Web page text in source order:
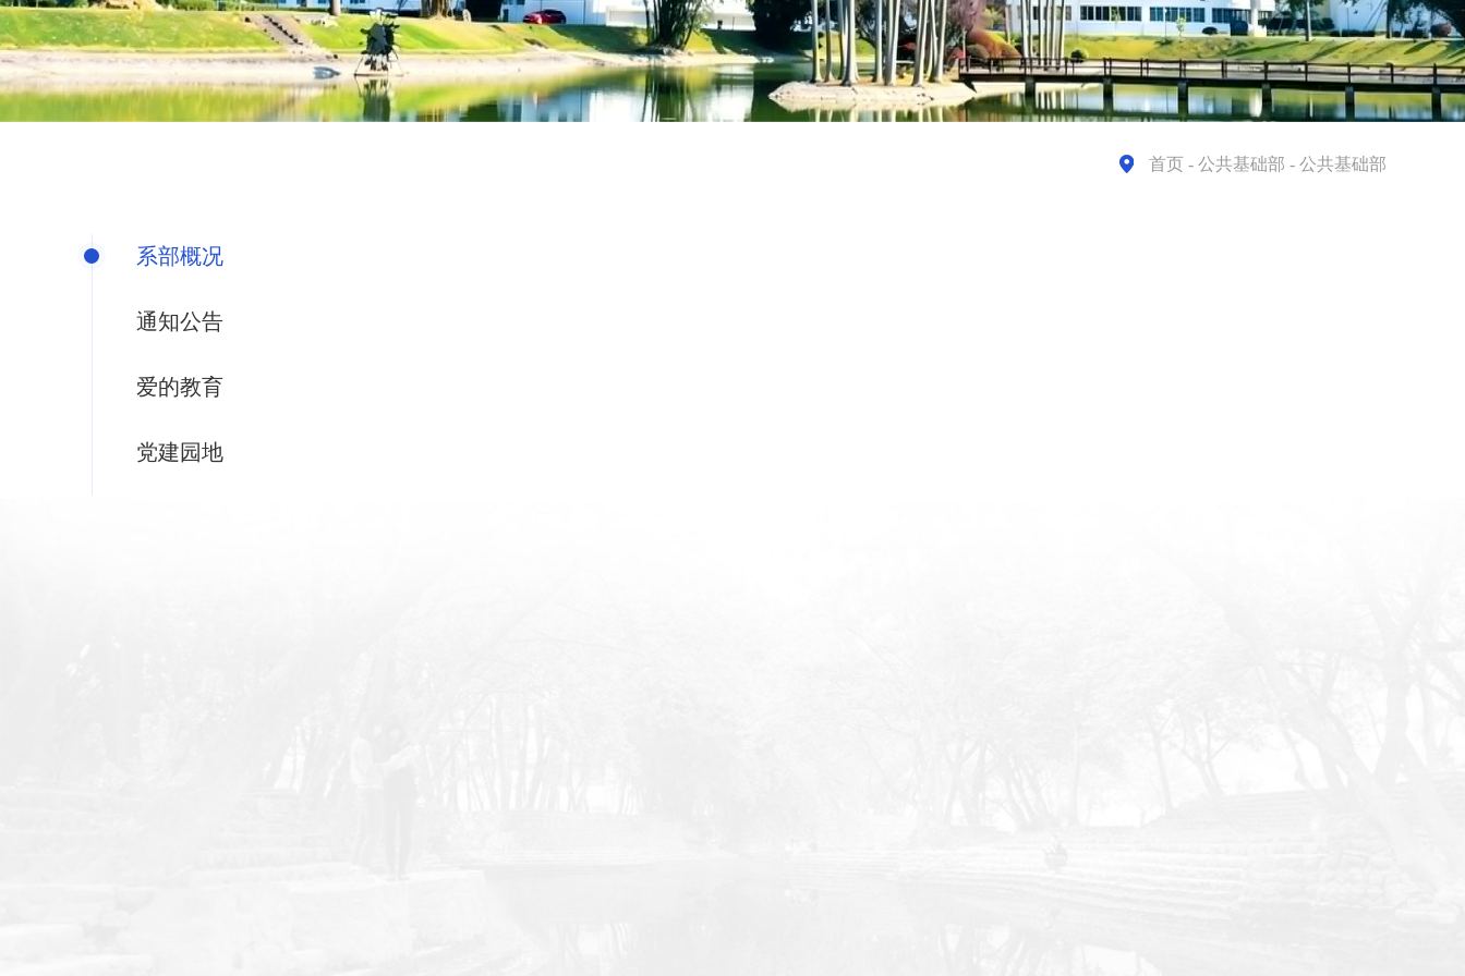
首页 - 公共基础部 - 公共基础部
系部概况
通知公告
爱的教育
党建园地